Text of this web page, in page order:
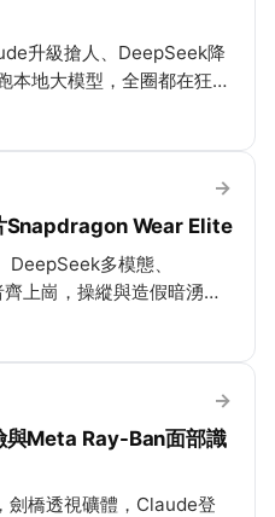
升級搶人、DeepSeek降
本地大模型，全圈都在狂
→
Snapdragon Wear Elite
多模態、
上崗，操縱與造假暗湧，
→
與Meta Ray-Ban面部識
劍橋透視礦體，Claude登